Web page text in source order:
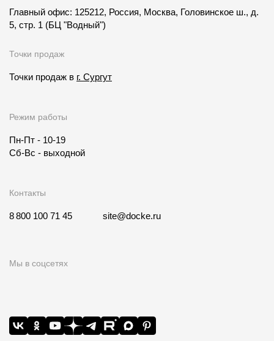
Главный офис: 125212, Россия, Москва, Головинское ш., д.
5, стр. 1 (БЦ "Водный")
Точки продаж
Точки продаж в г. Сургут
Режим работы
Пн-Пт - 10-19
Сб-Вс - выходной
Контакты
8 800 100 71 45 site@docke.ru
Мы в соцсетях